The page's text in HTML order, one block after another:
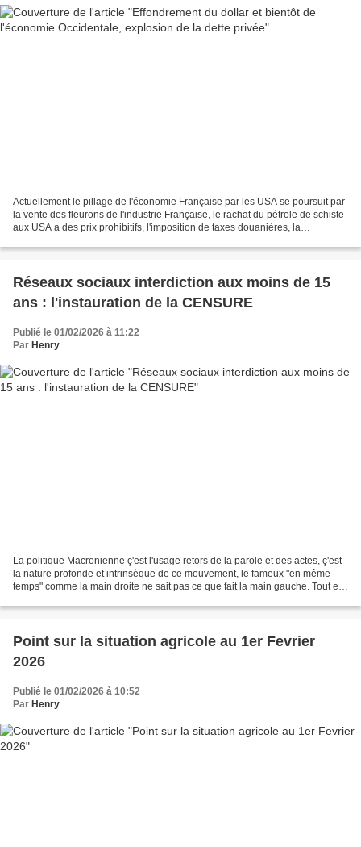
Actuellement le pillage de l'économie Française par les USA se poursuit par
la vente des fleurons de l'industrie Française, le rachat du pétrole de schiste
aux USA a des prix prohibitifs, l'imposition de taxes douanières, la
Réseaux sociaux interdiction aux moins de 15
ans : l'instauration de la CENSURE
Publié le 01/02/2026 à 11:22
Par Henry
La politique Macronienne ç'est l'usage retors de la parole et des actes, ç'est
la nature profonde et intrinsèque de ce mouvement, le fameux "en même
temps" comme la main droite ne sait pas ce que fait la main gauche. Tout est
Point sur la situation agricole au 1er Fevrier
2026
Publié le 01/02/2026 à 10:52
Par Henry